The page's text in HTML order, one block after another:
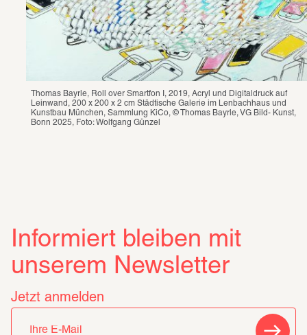
Thomas Bayrle, Roll over Smartfon I, 2019, Acryl und Digitaldruck auf
Leinwand, 200 x 200 x 2 cm Städtische Galerie im Lenbachhaus und
Kunstbau München, Sammlung KiCo, © Thomas Bayrle, VG Bild- Kunst,
Bonn 2025, Foto: Wolfgang Günzel
Informiert bleiben mit
unserem Newsletter
Jetzt anmelden